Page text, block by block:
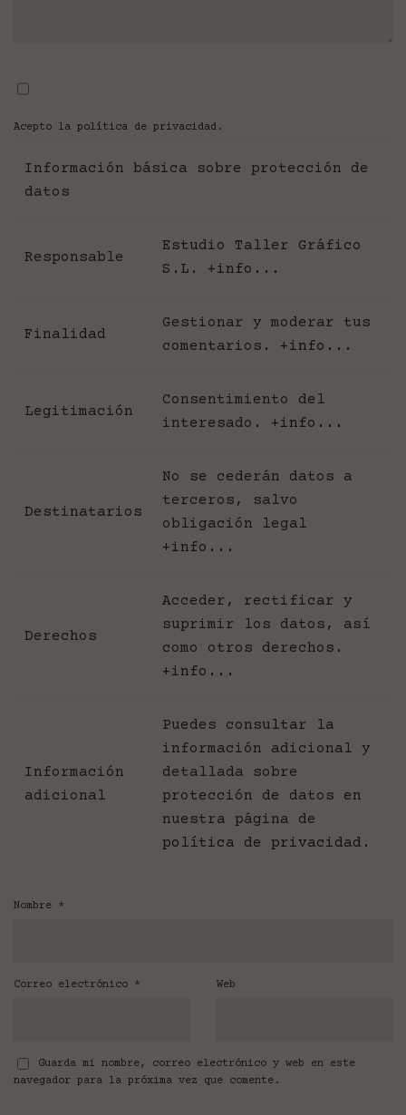
Acepto la política de privacidad .
Información básica sobre protección de
datos
Responsable
Estudio Taller Gráfico
S.L. +info...
Finalidad
Gestionar y moderar tus
comentarios. +info...
Legitimación
Consentimiento del
interesado. +info...
Destinatarios
No se cederán datos a
terceros, salvo
obligación legal
+info...
Derechos
Acceder, rectificar y
suprimir los datos, así
como otros derechos.
+info...
Información
adicional
Puedes consultar la
información adicional y
detallada sobre
protección de datos en
nuestra página de
política de privacidad .
Nombre *
Correo electrónico * Web
Guarda mi nombre, correo electrónico y web en este
navegador para la próxima vez que comente.